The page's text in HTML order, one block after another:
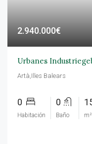
2.940.000€
Urbanes
Artà,Illes Balears
0
Habitación
0
Baño m²